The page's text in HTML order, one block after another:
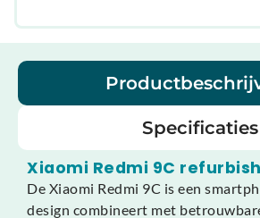
Specificaties
Xiaomi Redmi 9C
De Xiaomi Redmi 9C is een
design combineert met